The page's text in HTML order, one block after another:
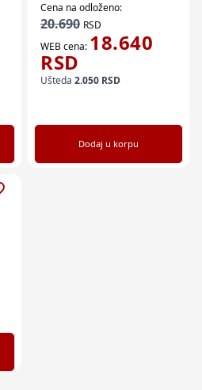
Cena na odloženo:
20.690 RSD
WEB cena: 18.640
RSD
Ušteda 2.050 RSD
Dodaj u korpu